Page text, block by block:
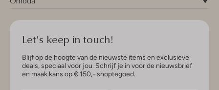
Let's keep in touch!
Blijf op de hoogte van de nieuwste items en exclusieve
deals, speciaal voor jou. Schrijf je in voor de nieuwsbrief
en maak kans op € 150,- shoptegoed.